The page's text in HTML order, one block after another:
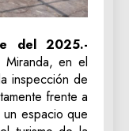
del 2025.-
Miranda, en el
inspección de
frente a
espacio que